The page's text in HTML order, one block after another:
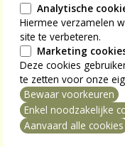
allemaal niet meer
sleept wat meer,
ook in onze weg
genieten. Elk jaar
Maar het heeft enkel
Daarom moeten we
omarmen. Met dit
knuffel!
Analytische
Hiermee verzamelen
site te verbeteren.
Marketing
Deze cookies
te zetten voor onze
Bewaar voorkeuren
Enkel noodzakelijke
Aanvaard alle cookies
intrekken